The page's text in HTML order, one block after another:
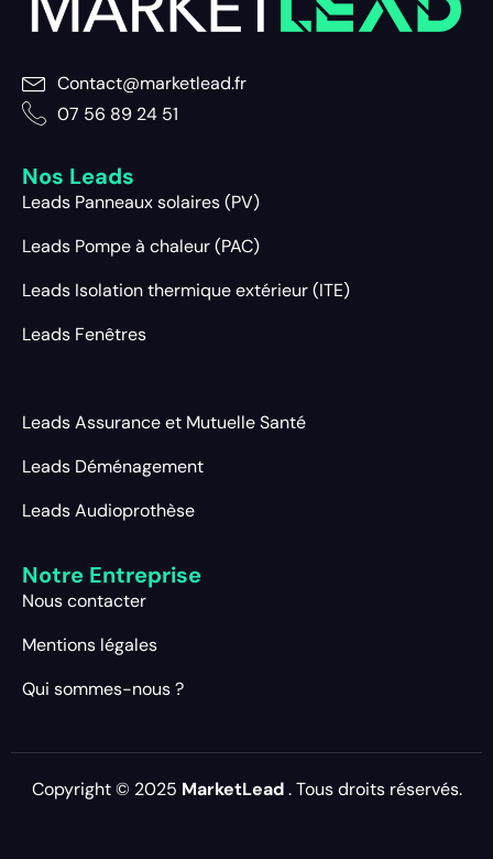
Contact@marketlead.fr
07 56 89 24 51
Nos Leads
Leads Panneaux solaires (PV)
Leads Pompe à chaleur (PAC)
Leads Isolation thermique extérieur (ITE)
Leads Fenêtres
Leads Assurance et Mutuelle Santé
Leads Déménagement
Leads Audioprothèse
Notre Entreprise
Nous contacter
Mentions légales
Qui sommes-nous ?
Copyright © 2025 MarketLead. Tous droits réservés.